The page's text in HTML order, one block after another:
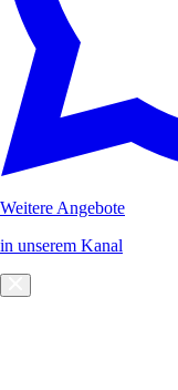
Weitere Angebote
in unserem Kanal